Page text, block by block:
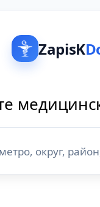
ZapisK